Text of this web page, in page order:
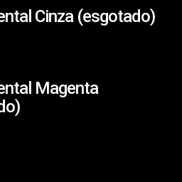
Cinza (esgotado)
Magenta